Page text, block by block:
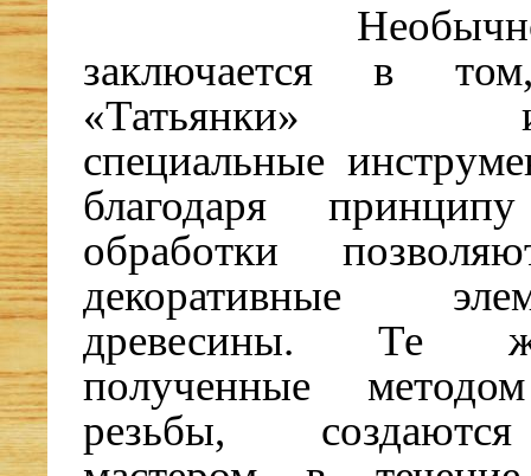
заключается в
«Татьянки»
специальные
благодаря
обработки
декоративные
древесины. Те
полученные
резьбы,